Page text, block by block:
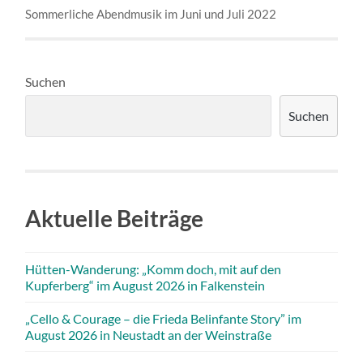
Sommerliche Abendmusik im Juni und Juli 2022
Suchen
Suchen
Aktuelle Beiträge
Hütten-Wanderung: „Komm doch, mit auf den
Kupferberg“ im August 2026 in Falkenstein
„Cello & Courage – die Frieda Belinfante Story” im
August 2026 in Neustadt an der Weinstraße